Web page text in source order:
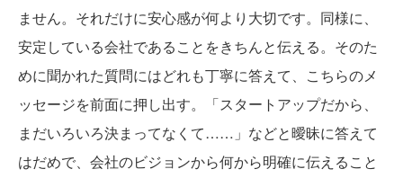
ません。それだけに安心感が何より大切です。同様に、
安定している会社であることをきちんと伝える。そのた
めに聞かれた質問にはどれも丁寧に答えて、こちらのメ
ッセージを前面に押し出す。「スタートアップだから、
まだいろいろ決まってなくて……」などと曖昧に答えて
はだめで、会社のビジョンから何から明確に伝えること